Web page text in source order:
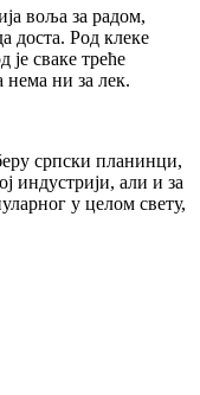
воља за радом,
доста. Род клеке
је сваке треће
нема ни за лек.
српски планинци,
индустрији, али и за
у целом свету,